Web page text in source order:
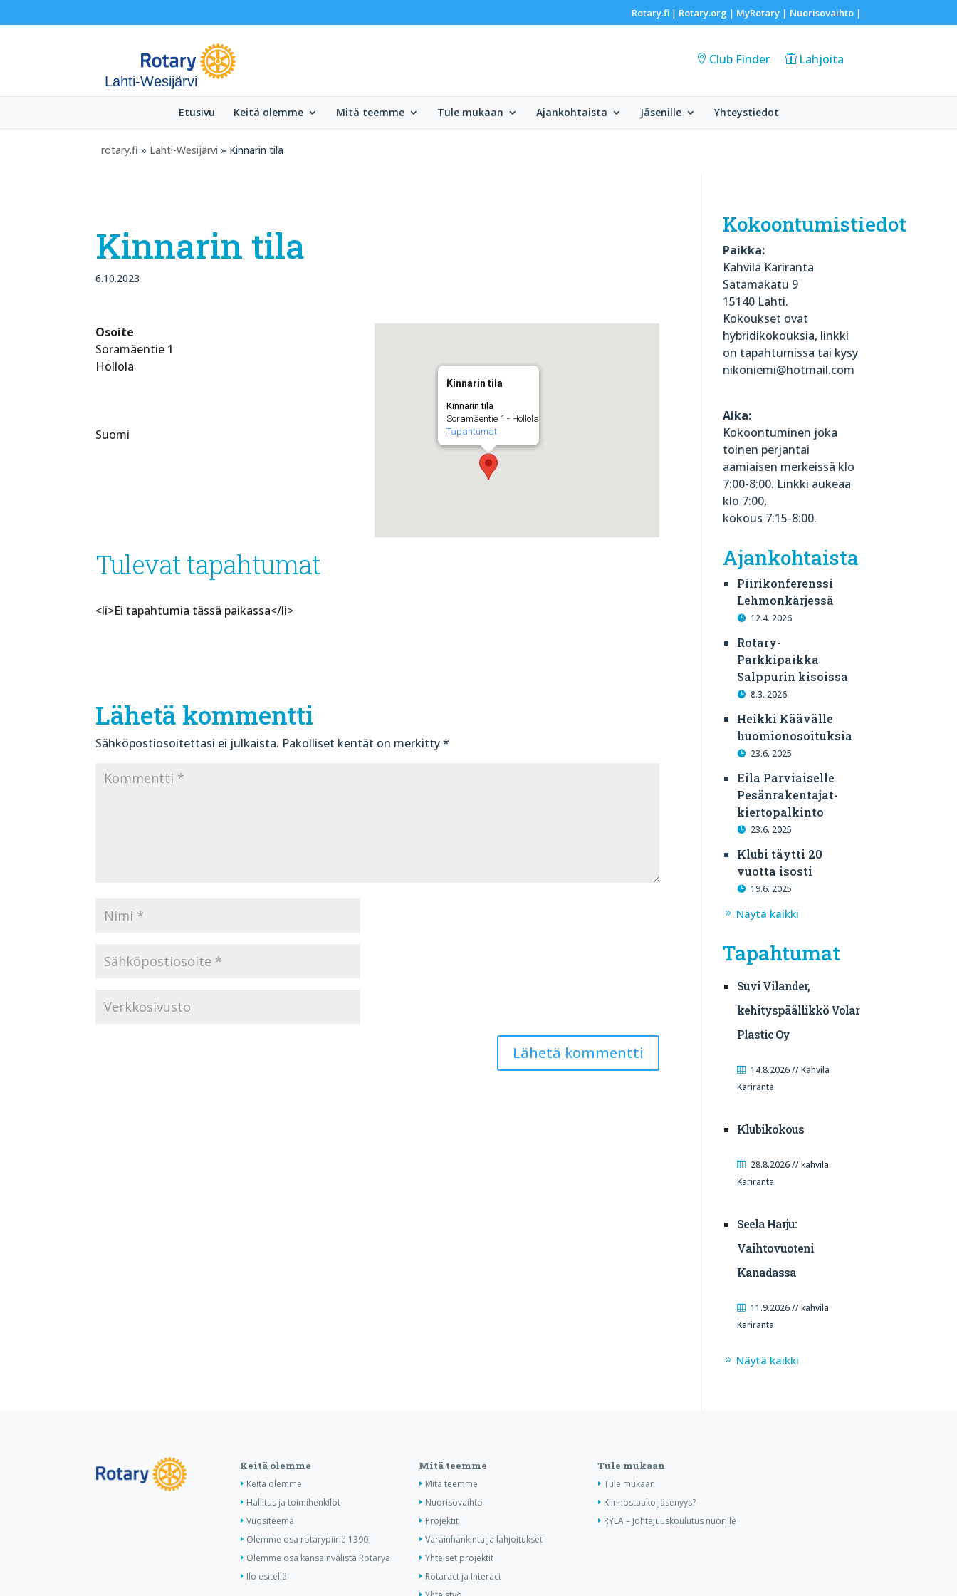
Rotary.fi| Rotary.org | MyRotary | Nuorisovaihto|
Lahti-Wesijärvi
Club Finder Lahjoita
Etusivu Keitä olemme Mitä teemme Tule mukaan Ajankohtaista Jäsenille Yhteystiedot
rotary.fi » Lahti-Wesijärvi » Kinnarin tila
Kinnarin tila
6.10.2023
Kinnarin tila
Kinnarin tila
Soramäentie 1 - Hollola
Tapahtumat
Osoite
Soramäentie 1
Hollola
Suomi
Tulevat tapahtumat
<li>Ei tapahtumia tässä paikassa</li>
Lähetä kommentti
Sähköpostiosoitettasi ei julkaista. Pakolliset kentät on merkitty*
Kokoontumistiedot
Paikka:
Kahvila Kariranta
Satamakatu 9
15140 Lahti.
Kokoukset ovat
hybridikokouksia, linkki
on tapahtumissa tai kysy
nikoniemi@hotmail.com
Aika:
Kokoontuminen joka
toinen perjantai
aamiaisen merkeissä klo
7:00-8:00. Linkki aukeaa
klo 7:00,
kokous 7:15-8:00.
Ajankohtaista
Piirikonferenssi
Lehmonkärjessä
12.4. 2026
Rotary-
Parkkipaikka
Salppurin kisoissa
8.3. 2026
Heikki Käävälle
huomionosoituksia
23.6. 2025
Eila Parviaiselle
Pesänrakentajat-
kiertopalkinto
23.6. 2025
Klubi täytti 20
vuotta isosti
19.6. 2025
Näytä kaikki
Tapahtumat
Suvi Vilander,
kehityspäällikkö Volar
Plastic Oy
14.8.2026 // Kahvila
Kariranta
Klubikokous
28.8.2026 // kahvila
Kariranta
Seela Harju:
Vaihtovuoteni
Kanadassa
11.9.2026 // kahvila
Kariranta
Näytä kaikki
Keitä olemme
Keitä olemme
Hallitus ja toimihenkilöt
Vuositeema
Olemme osa rotarypiiriä 1390
Olemme osa kansainvälistä Rotarya
Ilo esitellä
Mitä teemme
Mitä teemme
Nuorisovaihto
Projektit
Varainhankinta ja lahjoitukset
Yhteiset projektit
Rotaract ja Interact
Tule mukaan
Tule mukaan
Kiinnostaako jäsenyys?
RYLA – Johtajuuskoulutus nuorille